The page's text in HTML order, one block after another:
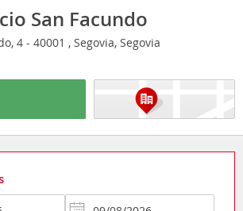
San Facundo
4 - 40001 , Segovia, Segovia